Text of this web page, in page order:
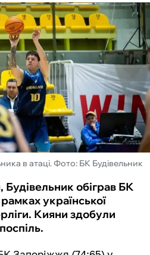
в атаці. Фото: БК Будівельник
Будівельник обіграв БК
української
Кияни здобули